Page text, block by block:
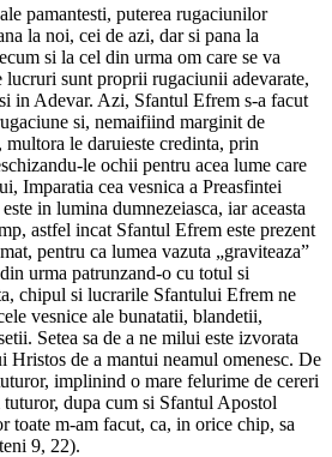
pamantesti, puterea rugaciunilor
la noi, cei de azi, dar si pana la
si la cel din urma om care se va
lucruri sunt proprii rugaciunii adevarate,
in Adevar. Azi, Sfantul Efrem s-a facut
si, nemaifiind marginit de
le daruieste credinta, prin
le ochii pentru acea lume care
Imparatia cea vesnica a Preasfintei
in lumina dumnezeiasca, iar aceasta
astfel incat Sfantul Efrem este prezent
pentru ca lumea vazuta „graviteaza”
urma patrunzand-o cu totul si
chipul si lucrarile Sfantului Efrem ne
vesnice ale bunatatii, blandetii,
Setea sa de a ne milui este izvorata
Hristos de a mantui neamul omenesc. De
implinind o mare felurime de cereri
dupa cum si Sfantul Apostol
toate m-am facut, ca, in orice chip, sa
9, 22).